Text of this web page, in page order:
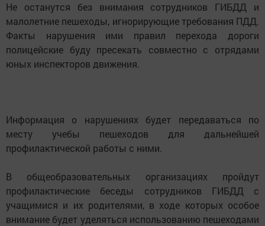
Не останутся без внимания сотрудников ГИБДД и
малолетние пешеходы, игнорирующие требования ПДД.
Факты нарушения ими правил перехода дороги
полицейские буду пресекать совместно с отрядами
юных инспекторов движения.
Информация о нарушениях будет передаваться по
месту учебы пешеходов для дальнейшей
профилактической работы с ними.
В общеобразовательных организациях пройдут
профилактические беседы сотрудников ГИБДД с
учащимися и их родителями, в ходе которых особое
внимание будет уделяться использованию пешеходами